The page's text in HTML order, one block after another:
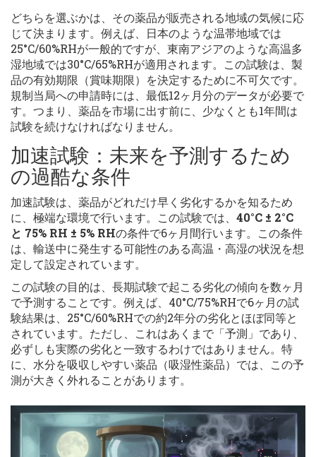
どちらを選ぶかは、その薬品が販売される地域の気候に応
じて決まります。例えば、日本のような温帯地域では
25°C/60%RHが一般的ですが、東南アジアのような高温多
湿地域では30°C/65%RHが適用されます。この試験は、製
品の有効期限（賞味期限）を決定するために不可欠です。
規制当局への申請時には、最低12ヶ月分のデータが必要で
す。つまり、薬品を市場に出す前に、少なくとも1年間は
試験を続けなければなりません。
加速試験：未来を予測するため
の過酷な条件
加速試験は、薬品がどれだけ早く劣化するかを知るため
に、極端な環境で行います。この試験では、 40°C ± 2°C
と 75% RH ± 5% RHの条件で6ヶ月間行います。この条件
は、輸送中に発生する可能性のある高温・高湿の状況を想
定して設定されています。
この試験の目的は、長期試験で起こる劣化の傾向を数ヶ月
で予測することです。例えば、40°C/75%RHで6ヶ月の試
験結果は、25°C/60%RHでの約2年分の劣化とほぼ同等と
されています。ただし、これはあくまで「予測」であり、
必ずしも実際の劣化と一致するわけではありません。特
に、水分を吸収しやすい薬品（吸湿性薬品）では、この予
測が大きく外れることがあります。